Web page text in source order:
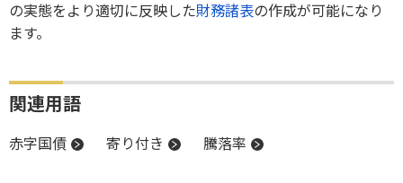
の実態をより適切に反映した財務諸表の作成が可能になり
ます。
関連用語
赤字国債 寄り付き 騰落率